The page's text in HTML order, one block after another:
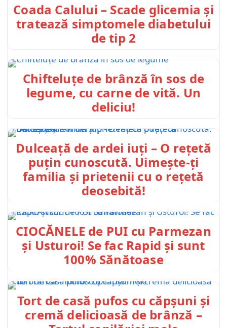
Coada Calului – Scade glicemia și
tratează simptomele diabetului
de tip 2
Chifteluțe de brânză în sos de
legume, cu carne de vită. Un
deliciu!
Dulceață de ardei iuți – O rețetă
puțin cunoscută. Uimește-ți
familia și prietenii cu o rețetă
deosebită!
CIOCĂNELE de PUI cu Parmezan
și Usturoi! Se fac Rapid și sunt
100% Sănătoase
Tort de casă pufos cu căpșuni și
cremă delicioasă de brânză –